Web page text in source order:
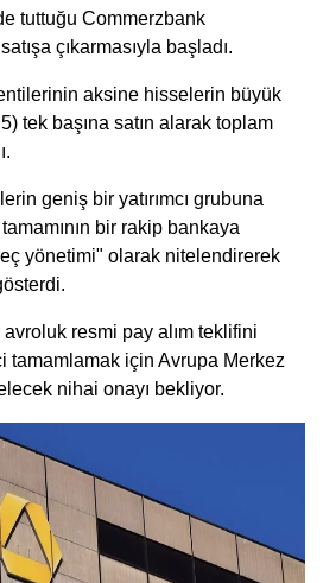
tuttuğu Commerzbank
çıkarmasıyla başladı.
aksine hisselerin büyük
tek başına satın alarak toplam
geniş bir yatırımcı grubuna
bir rakip bankaya
yönetimi" olarak nitelendirerek
resmi pay alım teklifini
tamamlamak için Avrupa Merkez
nihai onayı bekliyor.